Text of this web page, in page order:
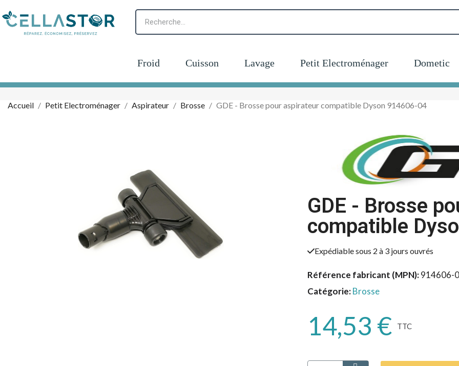
Froid Cuisson Lavage Petit Electroménager Dometic
Accueil Petit Electroménager Aspirateur Brosse GDE - Brosse pour aspirateur compatible Dyson 914606-04
GDE - Brosse
compatible
Expédiable sous 2 à 3 jours ouvrés
Référence fabricant (MPN) 914606-
Catégorie Brosse
14,53 € TTC